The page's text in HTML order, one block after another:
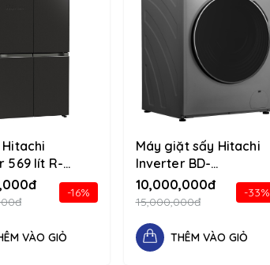
569 lít R-
(GMG)
flex-
-16%
VÀO GIỎ
Máy giặt sấy Hitachi
Inverter BD-
D1054HVOS 10.5/7kg
1234 d-flex flex-
10,000,000đ
15,000,000đ
-33%
THÊM VÀO GIỎ